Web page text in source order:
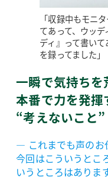
「収録中もモニ
てあって、ウッ
ディ』って書い
を録ってました」
一瞬で気持ちを
本番で力を発揮
“考えないこと”
― これまでも声のお
今回はこういうとこ
いうところはありま